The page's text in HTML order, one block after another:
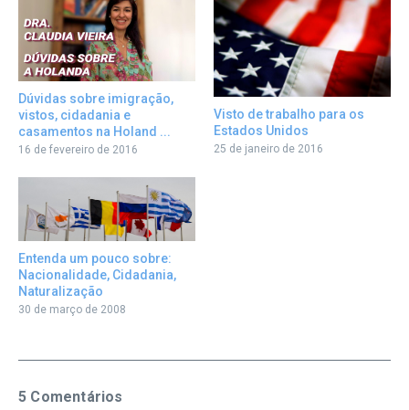
Dúvidas sobre imigração,
vistos, cidadania e
casamentos na Holand ...
16 de fevereiro de 2016
Visto de trabalho para os
Estados Unidos
25 de janeiro de 2016
Entenda um pouco sobre:
Nacionalidade, Cidadania,
Naturalização
30 de março de 2008
5 Comentários